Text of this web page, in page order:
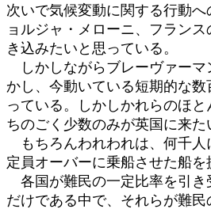
次いで気候変動に関する行動
ョルジャ・メローニ、フラン
き込みたいと思っている。
しかしながらブレーヴァーマ
かし、今動いている短期的な
っている。しかしかれらのほ
ちのごく少数のみが英国に来た
もちろんわれわれは、何千人
定員オーバーに乗船させた船
各国が難民の一定比率を引き
だけである中で、それらが難